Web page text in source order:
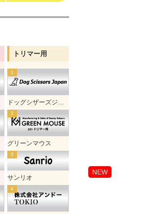
NEW
トリマー用
ドッグシザーズジャパン
グリーンマウス
サンリオ